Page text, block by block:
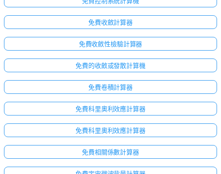
免費收斂計算器
免費收斂性檢驗計算器
免費的收斂或發散計算機
免費卷積計算器
免費科里奧利效應計算器
免費科里奧利效應計算器
免費相關係數計算器